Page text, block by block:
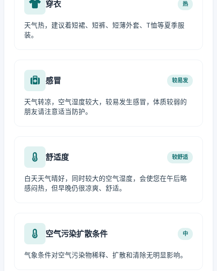
穿衣 热
天气热，建议着短裙、短裤、短薄外套、T恤等夏季服
装。
感冒 较易发
天气转凉，空气湿度较大，较易发生感冒，体质较弱的
朋友请注意适当防护。
舒适度 较舒适
白天天气晴好，同时较大的空气湿度，会使您在午后略
感闷热，但早晚仍很凉爽、舒适。
空气污染扩散条件 中
气象条件对空气污染物稀释、扩散和清除无明显影响。